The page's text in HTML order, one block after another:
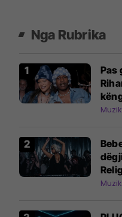
Nga Rubrika
Pas